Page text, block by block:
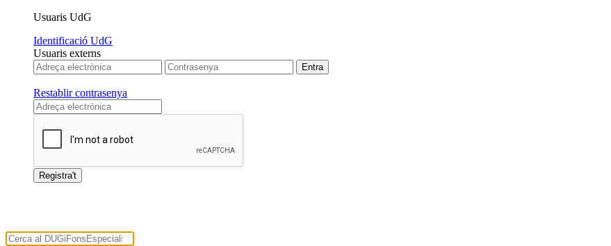
Usuaris UdG
Identificació UdG
Usuaris externs
Restablir contrasenya